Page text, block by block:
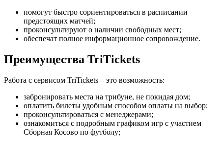
помогут быстро сориентироваться в расписании
предстоящих матчей;
проконсультируют о наличии свободных мест;
обеспечат полное информационное сопровождение.
Преимущества TriTickets
Работа с сервисом TriTickets – это возможность:
забронировать места на трибуне, не покидая дом;
оплатить билеты удобным способом оплаты на выбор;
проконсультироваться с менеджерами;
ознакомиться с подробным графиком игр с участием
Сборная Косово по футболу;